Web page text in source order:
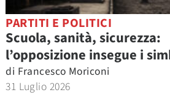
PARTITI E POLITICI
Scuola, sanità, sicurezza:
l’opposizione insegue i
di Francesco Moriconi
31 Luglio 2026